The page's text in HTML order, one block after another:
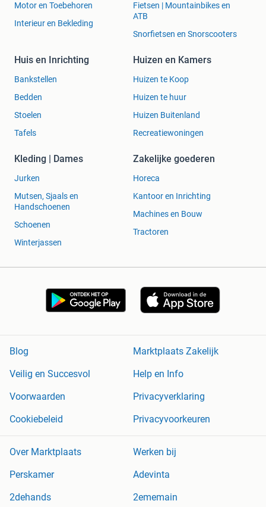
Motor en Toebehoren
Interieur en Bekleding
Fietsen | Mountainbikes en
ATB
Snorfietsen en Snorscooters
Huis en Inrichting
Bankstellen
Bedden
Stoelen
Tafels
Huizen en Kamers
Huizen te Koop
Huizen te huur
Huizen Buitenland
Recreatiewoningen
Kleding | Dames
Jurken
Mutsen, Sjaals en
Handschoenen
Schoenen
Winterjassen
Zakelijke goederen
Horeca
Kantoor en Inrichting
Machines en Bouw
Tractoren
Blog
Marktplaats Zakelijk
Veilig en Succesvol
Help en Info
Voorwaarden
Privacyverklaring
Cookiebeleid
Privacyvoorkeuren
Over Marktplaats
Werken bij
Perskamer
Adevinta
2dehands
2ememain